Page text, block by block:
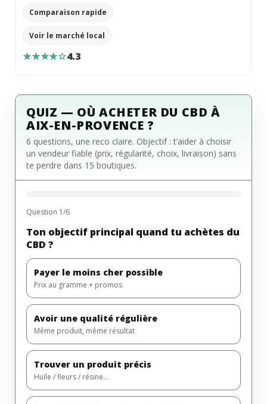
Comparaison rapide
Voir le marché local
★★★★☆4.3
QUIZ — OÙ ACHETER DU CBD À
AIX-EN-PROVENCE ?
6 questions, une reco claire. Objectif : t’aider à choisir
un vendeur fiable (prix, régularité, choix, livraison) sans
te perdre dans 15 boutiques.
Question 1/6
Ton objectif principal quand tu achètes du
CBD ?
Payer le moins cher possible
Prix au gramme + promos
Avoir une qualité régulière
Même produit, même résultat
Trouver un produit précis
Huile / fleurs / résine…